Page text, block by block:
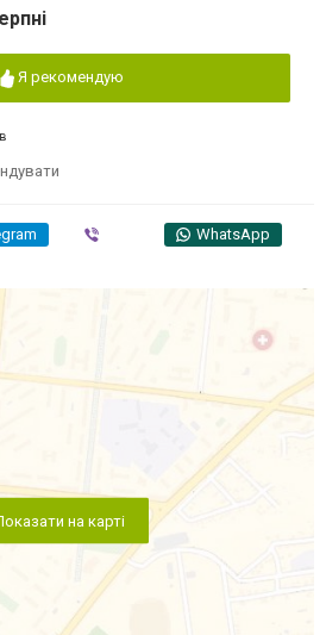
Я рекомендую
WhatsApp
на карті